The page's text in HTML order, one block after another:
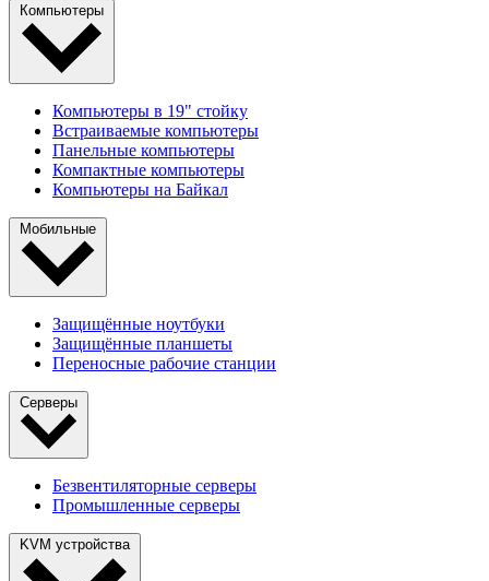
Компьютеры
Компьютеры в 19" стойкy
Встраиваемые компьютеры
Панельные компьютеры
Компактные компьютеры
Компьютеры на Байкал
Мобильные
Защищённые ноутбуки
Защищённые планшеты
Переносные рабочие станции
Серверы
Безвентиляторные серверы
Промышленные серверы
KVM устройства